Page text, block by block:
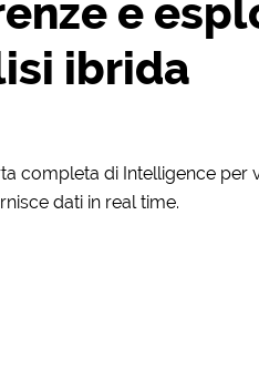
e
ibrida
completa di Intelligence per
dati in real time.